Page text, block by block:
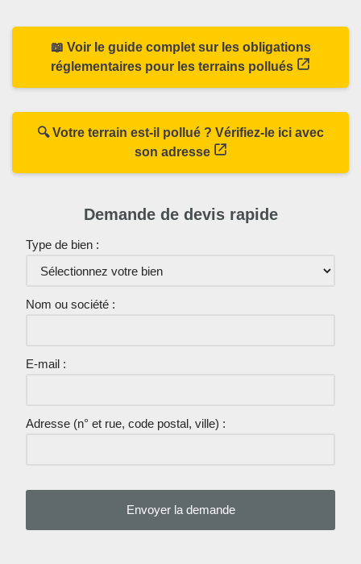
📖 Voir le guide complet sur les obligations
réglementaires pour les terrains pollués
🔍 Votre terrain est-il pollué ? Vérifiez-le ici avec
son adresse
Demande de devis rapide
Type de bien :
Nom ou société :
E-mail :
Adresse (n° et rue, code postal, ville) :